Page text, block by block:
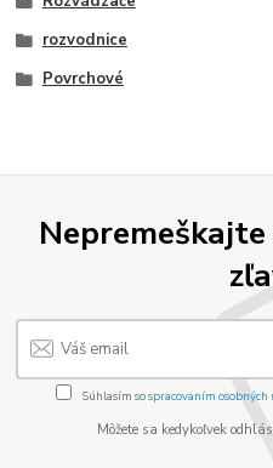
rozvodnice
Povrchové
Súhlasím sospracovaním osobných
Môžete sa kedykoľvek